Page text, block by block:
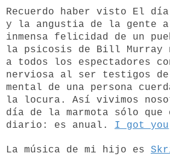
Recuerdo haber visto El día
y la angustia de la gente
inmensa felicidad de un
la psicosis de Bill Murray
a todos los espectadores
nerviosa al ser testigos
mental de una persona
la locura. Así vivimos
día de la marmota sólo
diario: es anual. I got
La música de mi hijo es